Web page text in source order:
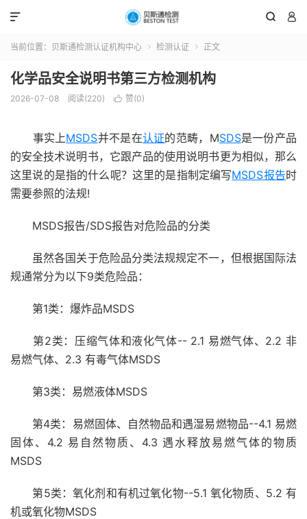
 

当前位置： 贝斯通检测认证机构中心  检测认证  正文
化学品安全说明书第三方检测机构
2026-07-08 阅读(220)  赞(0)
事实上MSDS并不是在认证的范畴，MSDS是一份产品
的安全技术说明书，它跟产品的使用说明书更为相似，那么
这里说的是指的什么呢？这里的是指制定编写MSDS报告时
需要参照的法规!
MSDS报告/SDS报告对危险品的分类
虽然各国关于危险品分类法规规定不一，但根据国际法
规通常分为以下9类危险品：
第1类：爆炸品MSDS
第2类：压缩气体和液化气体-- 2.1 易燃气体、2.2 非
易燃气体、2.3 有毒气体MSDS
第3类：易燃液体MSDS
第4类：易燃固体、自然物品和遇湿易燃物品--4.1 易燃
固体、4.2 易自然物质、4.3 遇水释放易燃气体的物质
MSDS
第5类：氧化剂和有机过氧化物--5.1 氧化物质、5.2 有
机或氧化物MSDS